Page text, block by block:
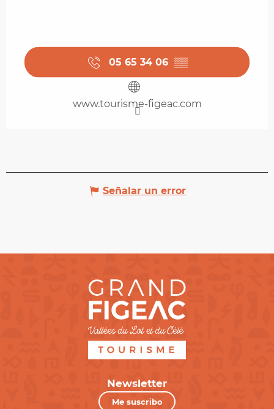
05 65 34 06 ▒▒
www.tourisme-figeac.com
Señalar un error
Newsletter
Me suscribo